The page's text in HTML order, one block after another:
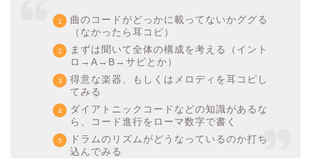
曲のコードがどっかに載ってないかググる
（なかったら耳コピ）
まずは聞いて全体の構成を考える（イント
ロ→A→B→サビとか）
得意な楽器、もしくはメロディを耳コピし
てみる
ダイアトニックコードなどの知識があるな
ら、コード進行をローマ数字で書く
ドラムのリズムがどうなっているのか打ち
込んでみる